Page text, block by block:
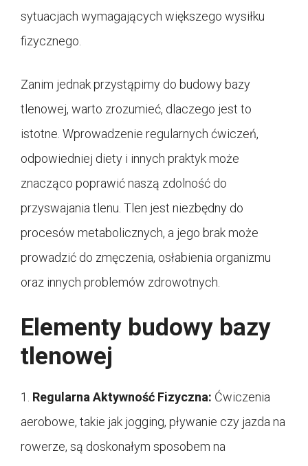
sytuacjach wymagających większego wysiłku
fizycznego.
Zanim jednak przystąpimy do budowy bazy
tlenowej, warto zrozumieć, dlaczego jest to
istotne. Wprowadzenie regularnych ćwiczeń,
odpowiedniej diety i innych praktyk może
znacząco poprawić naszą zdolność do
przyswajania tlenu. Tlen jest niezbędny do
procesów metabolicznych, a jego brak może
prowadzić do zmęczenia, osłabienia organizmu
oraz innych problemów zdrowotnych.
Elementy budowy bazy
tlenowej
1. Regularna Aktywność Fizyczna: Ćwiczenia
aerobowe, takie jak jogging, pływanie czy jazda na
rowerze, są doskonałym sposobem na